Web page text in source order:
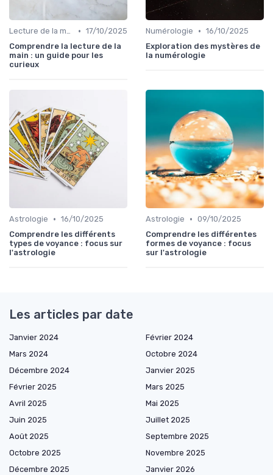
Lecture de la main • 17/10/2025
Comprendre la lecture de la
main : un guide pour les
curieux
Numérologie • 16/10/2025
Exploration des mystères de
la numérologie
Astrologie • 16/10/2025
Comprendre les différents
types de voyance : focus sur
l'astrologie
Astrologie • 09/10/2025
Comprendre les différentes
formes de voyance : focus
sur l'astrologie
Les articles par date
Janvier 2024
Février 2024
Mars 2024
Octobre 2024
Décembre 2024
Janvier 2025
Février 2025
Mars 2025
Avril 2025
Mai 2025
Juin 2025
Juillet 2025
Août 2025
Septembre 2025
Octobre 2025
Novembre 2025
Décembre 2025
Janvier 2026